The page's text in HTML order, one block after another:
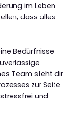
im Leben
dass alles
Bedürfnisse
Team steht dir
zur Seite
und